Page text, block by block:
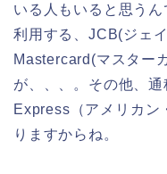
いる人もいると思う
利用する、JCB(ジェ
Mastercard(マスター
が、、、。その他、
Express（アメリカン
りますからね。